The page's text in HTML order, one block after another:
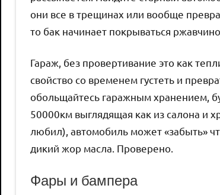
они все в трещинах или вообще
то бак начинает покрываться
Гараж, без провертивание это как
свойство со временем густеть и
обольщайтесь гаражным хранением,
50000км выглядящая как из салона и
любил), автомобиль может «забыть»
дикий жор масла. Проверено.
Фары и бампера